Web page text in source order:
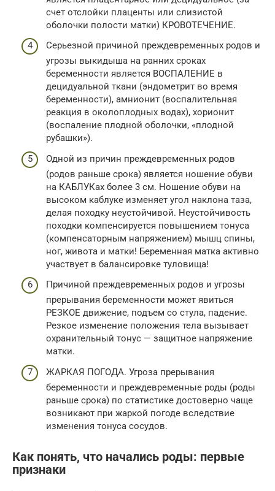
счет отслойки плаценты или слизистой
оболочки полости матки) КРОВОТЕЧЕНИЕ.
Серьезной причиной преждевременных родов и
угрозы выкидыша на ранних сроках
беременности является ВОСПАЛЕНИЕ в
децидуальной ткани (эндометрит во время
беременности), амнионит (воспалительная
реакция в околоплодных водах), хорионит
(воспаление плодной оболочки, «плодной
рубашки»).
Одной из причин преждевременных родов
(родов раньше срока) является ношение обуви
на КАБЛУКах более 3 см. Ношение обуви на
высоком каблуке изменяет угол наклона таза,
делая походку неустойчивой. Неустойчивость
походки компенсируется повышением тонуса
(компенсаторным напряжением) мышц спины,
ног, живота и матки! Беременная матка активно
участвует в балансировке туловища!
Причиной преждевременных родов и угрозы
прерывания беременности может явиться
РЕЗКОЕ движение, подъем со стула, падение.
Резкое изменение положения тела вызывает
охранительный тонус — защитное напряжение
матки.
ЖАРКАЯ ПОГОДА. Угроза прерывания
беременности и преждевременные роды (роды
раньше срока) по статистике достоверно чаще
возникают при жаркой погоде вследствие
изменения тонуса сосудов.
Как понять, что начались роды: первые
признаки